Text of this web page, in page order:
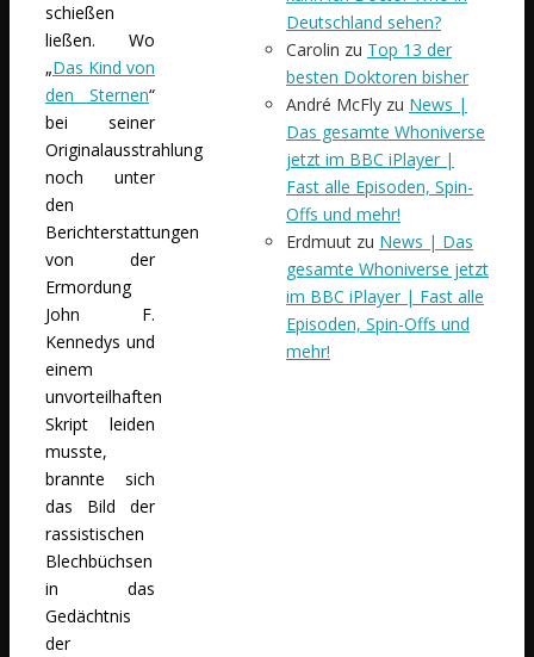
schießen
ließen. Wo
„Das Kind von
den Sternen“
bei seiner
Originalausstrahlung
noch unter
den
Berichterstattungen
von der
Ermordung
John F.
Kennedys und
einem
unvorteilhaften
Skript leiden
musste,
brannte sich
das Bild der
rassistischen
Blechbüchsen
in das
Gedächtnis
der
Deutschland sehen?
Carolin zu Top 13 der
besten Doktoren bisher
André McFly zu News |
Das gesamte Whoniverse
jetzt im BBC iPlayer |
Fast alle Episoden, Spin-
Offs und mehr!
Erdmuut zu News | Das
gesamte Whoniverse jetzt
im BBC iPlayer | Fast alle
Episoden, Spin-Offs und
mehr!